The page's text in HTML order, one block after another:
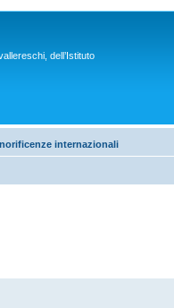
dell’Istituto
internazionali